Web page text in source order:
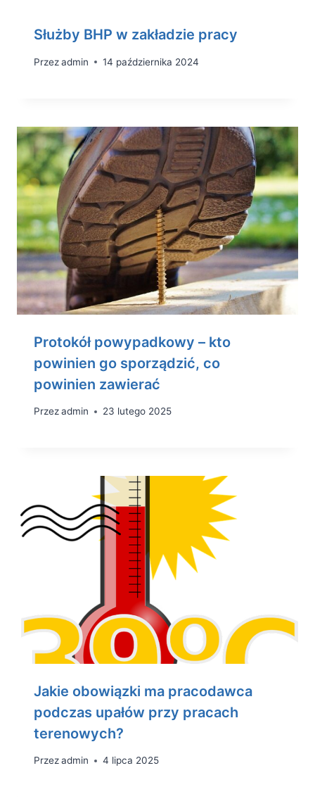
Służby BHP w zakładzie pracy
Przezadmin 14 października 2024
Protokół powypadkowy – kto
powinien go sporządzić, co
powinien zawierać
Przezadmin 23 lutego 2025
Jakie obowiązki ma pracodawca
podczas upałów przy pracach
terenowych?
Przezadmin 4 lipca 2025